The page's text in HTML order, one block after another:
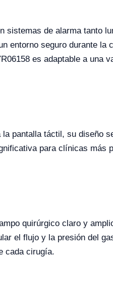
sistemas de alarma tanto
entorno seguro durante la
es adaptable a una
pantalla táctil, su diseño
para clínicas más
quirúrgico claro y
el flujo y la presión del
cada cirugía.